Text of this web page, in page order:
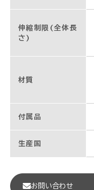
伸縮制限(全体長
さ)
材質
付属品
生産国
お問い合わせ